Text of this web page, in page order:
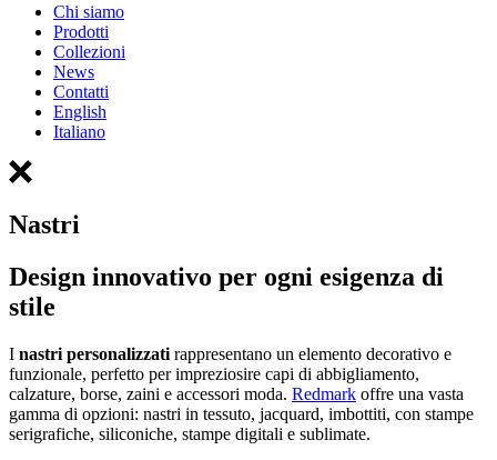
Chi siamo
Prodotti
Collezioni
News
Contatti
English
Italiano
Nastri
Design innovativo per ogni esigenza di
stile
I nastri personalizzati rappresentano un elemento decorativo e
funzionale, perfetto per impreziosire capi di abbigliamento,
calzature, borse, zaini e accessori moda. Redmark offre una vasta
gamma di opzioni: nastri in tessuto, jacquard, imbottiti, con stampe
serigrafiche, siliconiche, stampe digitali e sublimate.